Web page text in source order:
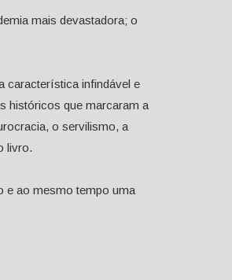
mais devastadora; o
característica infindável e
históricos que marcaram a
o servilismo, a
livro.
e ao mesmo tempo uma